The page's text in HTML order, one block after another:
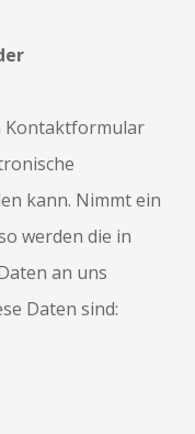
Kontaktformular
kann. Nimmt ein
werden die in
an uns
Daten sind: